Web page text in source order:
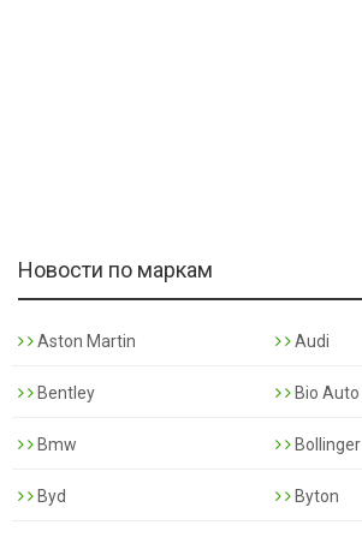
Новости по маркам
Aston Martin Audi
Bentley Bio Auto
Bmw Bollinger
Byd Byton